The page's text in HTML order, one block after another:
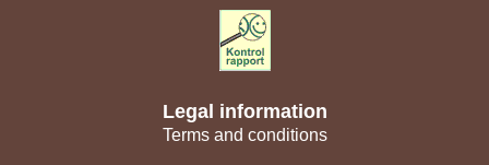
Legal information
Terms and conditions